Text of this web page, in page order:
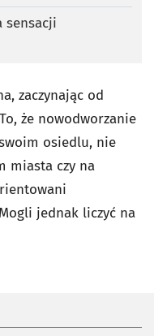
sensacji
zaczynając od
że nowodworzanie
osiedlu, nie
miasta czy na
jednak liczyć na